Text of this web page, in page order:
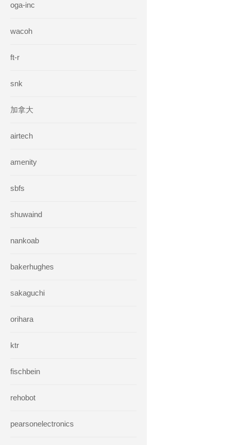
oga-inc
wacoh
ft-r
snk
加拿大
airtech
amenity
sbfs
shuwaind
nankoab
bakerhughes
sakaguchi
orihara
ktr
fischbein
rehobot
pearsonelectronics